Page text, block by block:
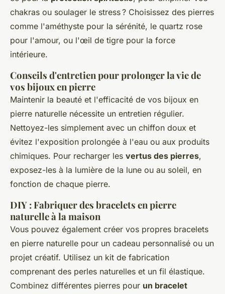
chakras ou soulager le stress ? Choisissez des pierres
comme l'améthyste pour la sérénité, le quartz rose
pour l'amour, ou l'œil de tigre pour la force
intérieure.
Conseils d'entretien pour prolonger la vie de
vos bijoux en pierre
Maintenir la beauté et l'efficacité de vos bijoux en
pierre naturelle nécessite un entretien régulier.
Nettoyez-les simplement avec un chiffon doux et
évitez l'exposition prolongée à l'eau ou aux produits
chimiques. Pour recharger les vertus des pierres,
exposez-les à la lumière de la lune ou au soleil, en
fonction de chaque pierre.
DIY : Fabriquer des bracelets en pierre
naturelle à la maison
Vous pouvez également créer vos propres bracelets
en pierre naturelle pour un cadeau personnalisé ou un
projet créatif. Utilisez un kit de fabrication
comprenant des perles naturelles et un fil élastique.
Combinez différentes pierres pour un bracelet